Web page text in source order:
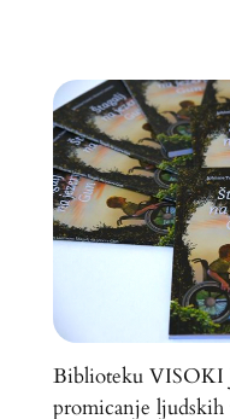
Biblioteku VISOKI
promicanje